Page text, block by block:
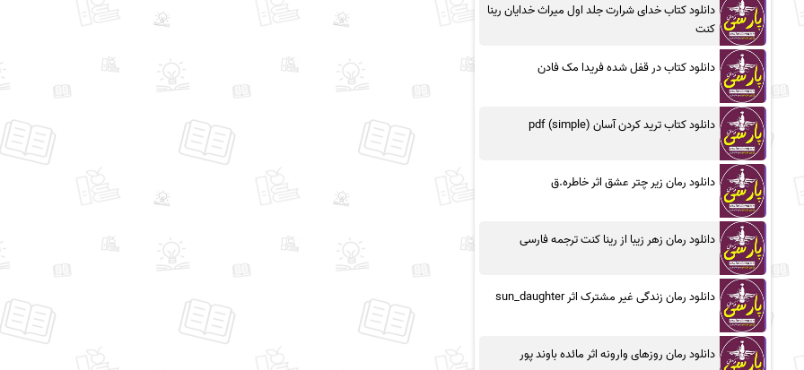
دانلود کتاب خدای شرارت جلد اول میراث خدایان رینا
کنت
دانلود کتاب در قفل شده فریدا مک فادن
دانلود کتاب ترید کردن آسان (simple) pdf
دانلود رمان زیر چتر عشق اثر خاطره.ق
دانلود رمان زهر زیبا از رینا کنت ترجمه فارسی
دانلود رمان زندگی غیر مشترک اثر sun_daughter
دانلود رمان روزهای وارونه اثر مائده باوند پور